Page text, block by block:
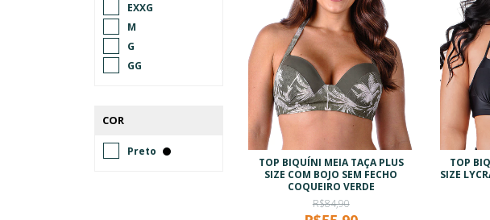
EXXG
M
G
GG
COR
Preto
TOP BIQUÍNI MEIA TAÇA PLUS
SIZE COM BOJO SEM FECHO
COQUEIRO VERDE
R$84,90
TOP
SIZE